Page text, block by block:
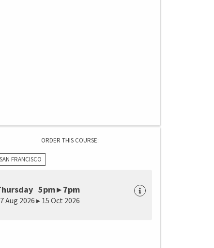
ORDER THIS COURSE:
FRANCISCO
5pm ▸ 7pm
Aug 2026 ▸ 15 Oct 2026